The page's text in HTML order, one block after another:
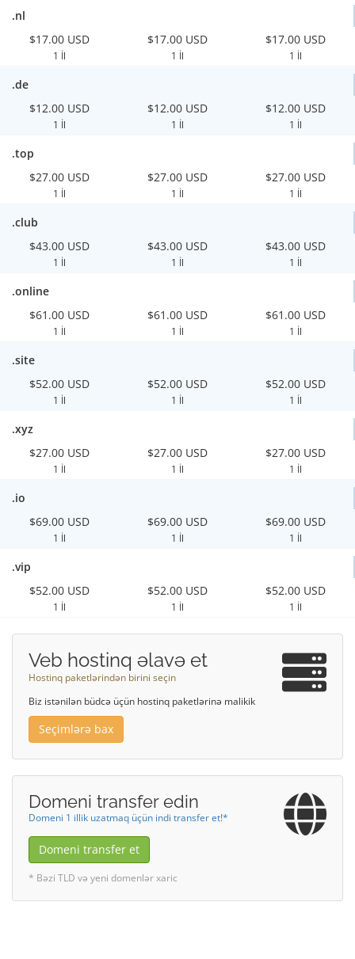
.nl
$17.00 USD
1 İl
$17.00 USD
1 İl
$17.00 USD
1 İl
.de
$12.00 USD
1 İl
$12.00 USD
1 İl
$12.00 USD
1 İl
.top
$27.00 USD
1 İl
$27.00 USD
1 İl
$27.00 USD
1 İl
.club
$43.00 USD
1 İl
$43.00 USD
1 İl
$43.00 USD
1 İl
.online
$61.00 USD
1 İl
$61.00 USD
1 İl
$61.00 USD
1 İl
.site
$52.00 USD
1 İl
$52.00 USD
1 İl
$52.00 USD
1 İl
.xyz
$27.00 USD
1 İl
$27.00 USD
1 İl
$27.00 USD
1 İl
.io
$69.00 USD
1 İl
$69.00 USD
1 İl
$69.00 USD
1 İl
.vip
$52.00 USD
1 İl
$52.00 USD
1 İl
$52.00 USD
1 İl
Veb hostinq əlavə et
Hostinq paketlərindən birini seçin
Biz istənilən büdcə üçün hostinq paketlərinə malikik
Seçimlərə bax
Domeni transfer edin
Domeni 1 illik uzatmaq üçün indi transfer et!*
Domeni transfer et
* Bəzi TLD və yeni domenlər xaric